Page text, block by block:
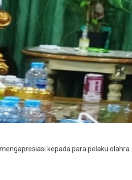
kepada para pelaku olahra ...